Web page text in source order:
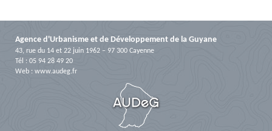
Agence d'Urbanisme et de Développement de la Guyane
43, rue du 14 et 22 juin 1962 – 97 300 Cayenne
Tél : 05 94 28 49 20
Web : www.audeg.fr